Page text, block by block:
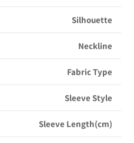
Silhouette
Neckline
Fabric Type
Sleeve Style
Sleeve Length(cm)